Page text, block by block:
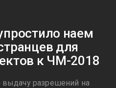
наем
для
к ЧМ-2018
выдачу разрешений на